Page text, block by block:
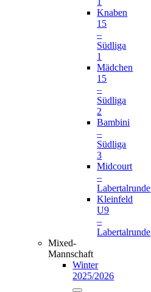
Knaben
15
–
Südliga
1
Mädchen
15
–
Südliga
2
Bambini
–
Südliga
3
Midcourt
–
Labertalrunde
Kleinfeld
U9
–
Labertalrunde
Mixed-
Mannschaft
Winter
2025/2026